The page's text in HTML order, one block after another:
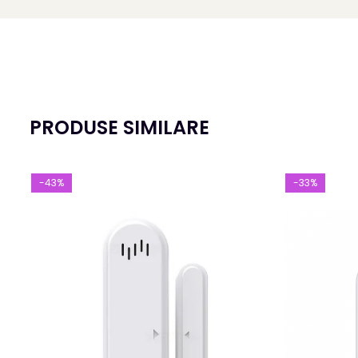
PRODUSE SIMILARE
-43% -33%